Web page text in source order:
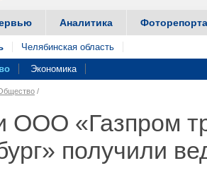
Аналитика
Челябинская область
Экономика
/
ООО «Газпром
получили